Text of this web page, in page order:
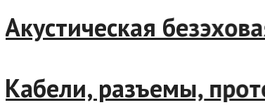
Акустическая
Кабели, разъемы,